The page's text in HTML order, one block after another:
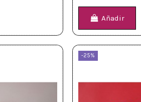
Añadir
-25%